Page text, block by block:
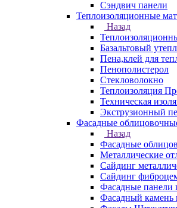
Сэндвич панели
Теплоизоляционные
Назад
Базальтовый
Пена,клей для
Пенополистерол
Стекловолокно
Теплоизоляция
Техническая
Экструзионный
Фасадные
Назад
Фасадные
Металлические
Сайдинг
Сайдинг
Фасадные панели
Фасадный камень